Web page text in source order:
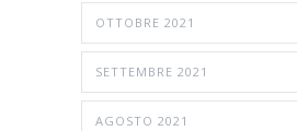
OTTOBRE 2021
SETTEMBRE 2021
AGOSTO 2021